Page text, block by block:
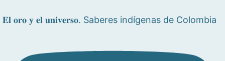
𝐄𝐥 𝐨𝐫𝐨 𝐲 𝐞𝐥 𝐮𝐧𝐢𝐯𝐞𝐫𝐬𝐨. Saberes indígenas de Colombia